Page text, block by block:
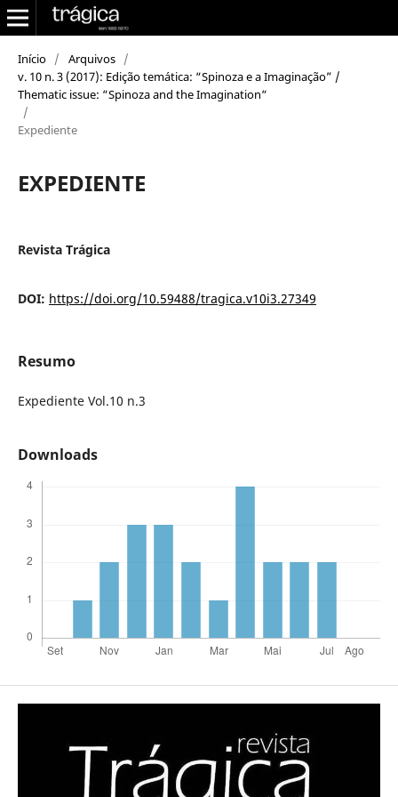
Início / Arquivos /
v. 10 n. 3 (2017): Edição temática: “Spinoza e a Imaginação” /
Thematic issue: “Spinoza and the Imagination“
/
Expediente
EXPEDIENTE
Revista Trágica
DOI: https://doi.org/10.59488/tragica.v10i3.27349
Resumo
Expediente Vol.10 n.3
Downloads